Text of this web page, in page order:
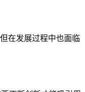
在发展过程中也面临